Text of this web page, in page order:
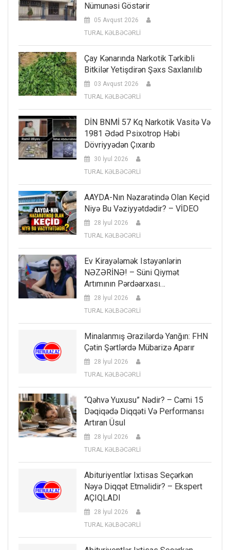
Nümunəsi Göstərir
05 Avqust 2026
TURAL KƏLBƏCƏRLİ
Çay Kənarında Narkotik Tərkibli
Bitkilər Yetişdirən Şəxs Saxlanılıb
03 Avqust 2026
TURAL KƏLBƏCƏRLİ
DİN BNMİ 57 Kq Narkotik Vasitə Və
1981 Ədəd Psixotrop Həbi
Dövriyyədən Çıxarıb
30 İyul 2026
TURAL KƏLBƏCƏRLİ
AAYDA-Nın Nəzarətində Olan Keçid
Niyə Bu Vəziyyətdədir? – VİDEO
28 İyul 2026
TURAL KƏLBƏCƏRLİ
Ev Kirayələmək Istəyənlərin
NƏZƏRİNƏ! – Süni Qiymət
Artımının Pərdəarxası…
28 İyul 2026
TURAL KƏLBƏCƏRLİ
Minalanmış Ərazilərdə Yanğın: FHN
Çətin Şərtlərdə Mübarizə Aparır
28 İyul 2026
TURAL KƏLBƏCƏRLİ
“Qəhvə Yuxusu” Nədir? – Cəmi 15
Dəqiqədə Diqqəti Və Performansı
Artıran Üsul
28 İyul 2026
TURAL KƏLBƏCƏRLİ
Abituriyentlər Ixtisas Seçərkən
Nəyə Diqqət Etməlidir? – Ekspert
AÇIQLADI
28 İyul 2026
TURAL KƏLBƏCƏRLİ